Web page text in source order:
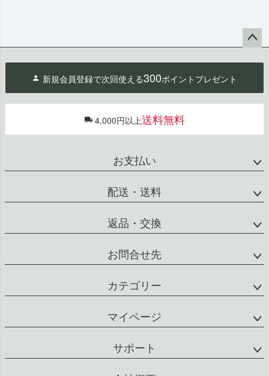
へ
新規会員登録で次回使える300ポイントプレゼント
4,000円以上送料無料
お支払い
配送・送料
返品・交換
お問合せ先
カテゴリー
マイページ
サポート